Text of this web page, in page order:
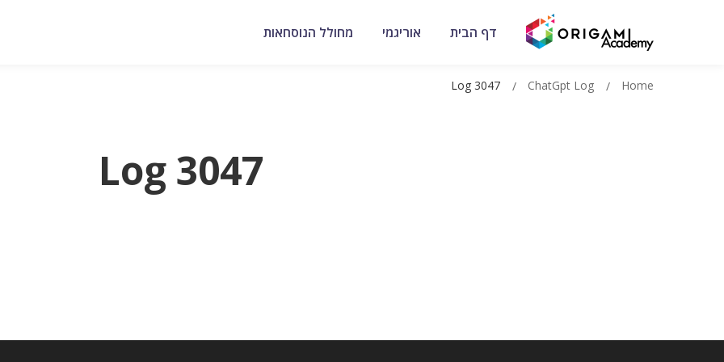
דף הבית אוריגמי מחולל הנוסחאות
Log 3047
Home
ChatGpt Log
Log 3047